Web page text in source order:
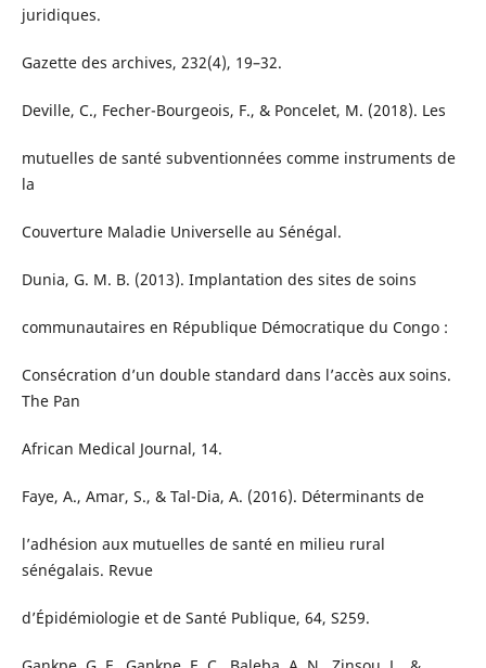
juridiques.
Gazette des archives, 232(4), 19–32.
Deville, C., Fecher-Bourgeois, F., & Poncelet, M. (2018). Les
mutuelles de santé subventionnées comme instruments de
la
Couverture Maladie Universelle au Sénégal.
Dunia, G. M. B. (2013). Implantation des sites de soins
communautaires en République Démocratique du Congo :
Consécration d’un double standard dans l’accès aux soins.
The Pan
African Medical Journal, 14.
Faye, A., Amar, S., & Tal-Dia, A. (2016). Déterminants de
l’adhésion aux mutuelles de santé en milieu rural
sénégalais. Revue
d’Épidémiologie et de Santé Publique, 64, S259.